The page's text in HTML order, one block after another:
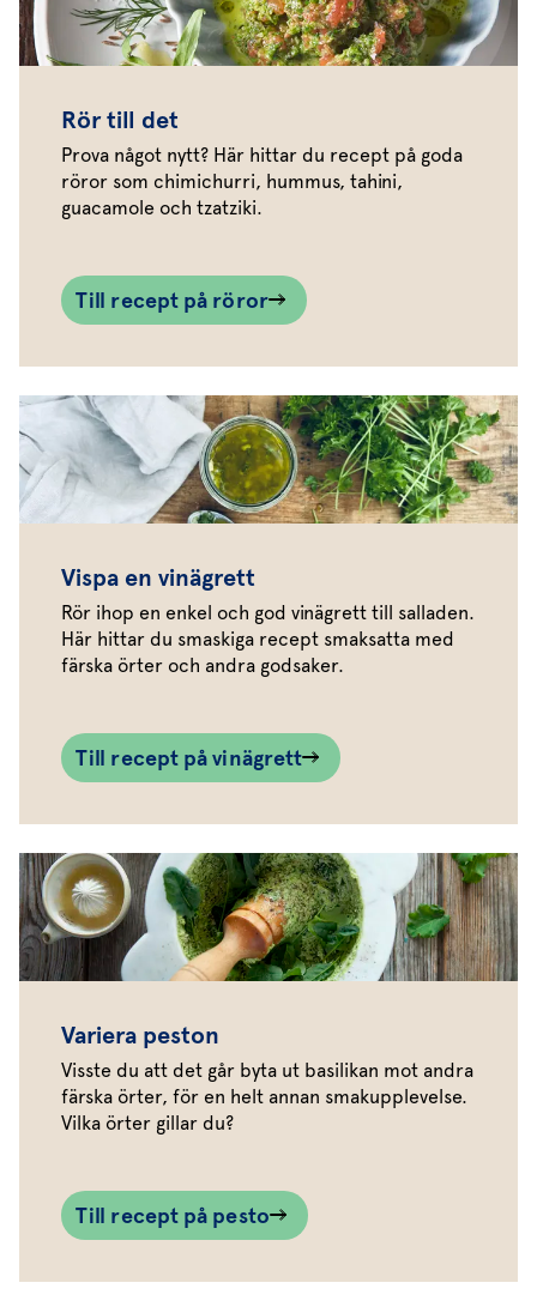
Rör till det
Prova något nytt? Här hittar du recept på goda
röror som chimichurri, hummus, tahini,
guacamole och tzatziki.
Till recept på röror
Vispa en vinägrett
Rör ihop en enkel och god vinägrett till salladen.
Här hittar du smaskiga recept smaksatta med
färska örter och andra godsaker.
Till recept på vinägrett
Variera peston
Visste du att det går byta ut basilikan mot andra
färska örter, för en helt annan smakupplevelse.
Vilka örter gillar du?
Till recept på pesto